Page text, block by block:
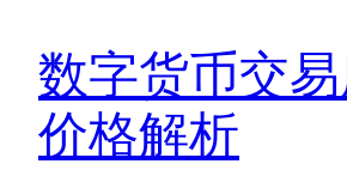
数字货币交
价格解析